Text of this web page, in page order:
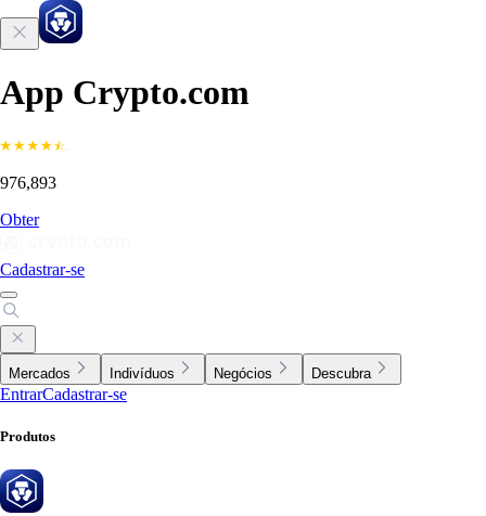
App Crypto.com
976,893
Obter
Cadastrar-se
Mercados Indivíduos Negócios Descubra
EntrarCadastrar-se
Produtos